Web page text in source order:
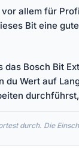
allem für
Bit eine
das Bosch Bit
du Wert auf
durch. Die